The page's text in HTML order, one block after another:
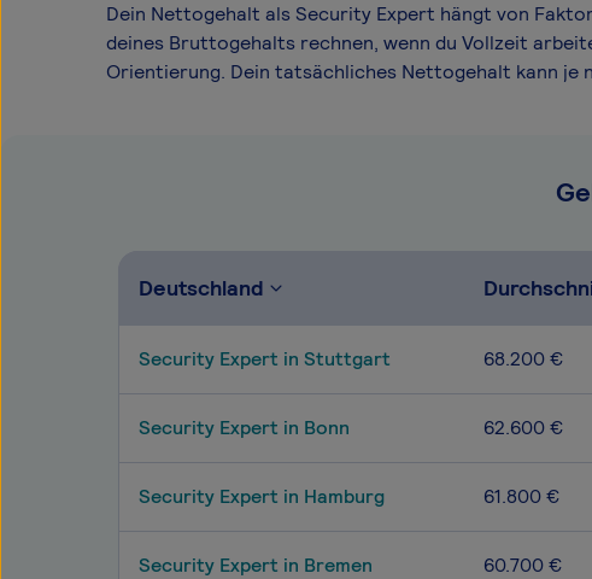
Dein Nettogehalt als Security Expert hängt von
deines Bruttogehalts rechnen, wenn du Vollzeit
Orientierung. Dein tatsächliches Nettogehalt kann je
Deutschland
Security Expert in Stuttgart 68.200 €
Security Expert in Bonn 62.600 €
Security Expert in Hamburg 61.800 €
Security Expert in Bremen 60.700 €